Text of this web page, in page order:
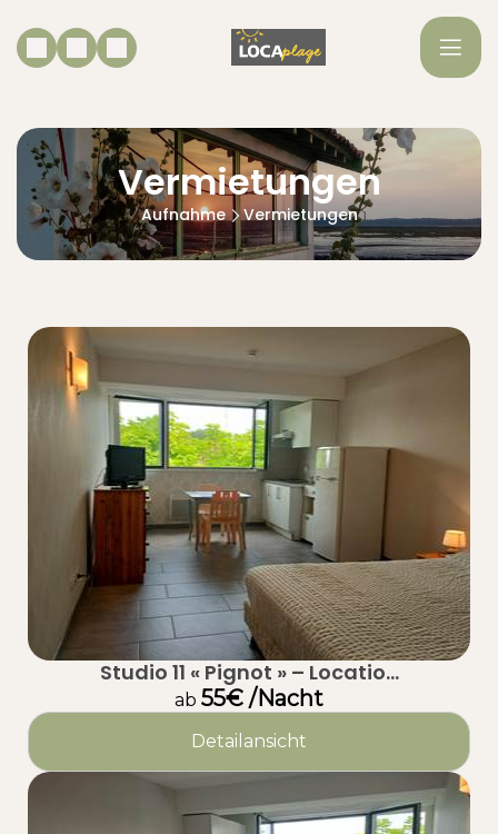
Vermietungen
Aufnahme Vermietungen
Studio 11 « Pignot » – Locatio...
ab 55€ /Nacht
Detailansicht